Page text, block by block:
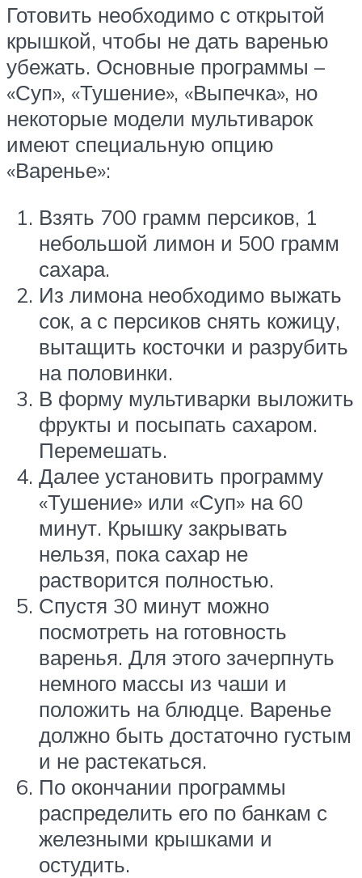
Готовить необходимо с открытой
крышкой, чтобы не дать варенью
убежать. Основные программы –
«Суп», «Тушение», «Выпечка», но
некоторые модели мультиварок
имеют специальную опцию
«Варенье»:
Взять 700 грамм персиков, 1
небольшой лимон и 500 грамм
сахара.
Из лимона необходимо выжать
сок, а с персиков снять кожицу,
вытащить косточки и разрубить
на половинки.
В форму мультиварки выложить
фрукты и посыпать сахаром.
Перемешать.
Далее установить программу
«Тушение» или «Суп» на 60
минут. Крышку закрывать
нельзя, пока сахар не
растворится полностью.
Спустя 30 минут можно
посмотреть на готовность
варенья. Для этого зачерпнуть
немного массы из чаши и
положить на блюдце. Варенье
должно быть достаточно густым
и не растекаться.
По окончании программы
распределить его по банкам с
железными крышками и
остудить.